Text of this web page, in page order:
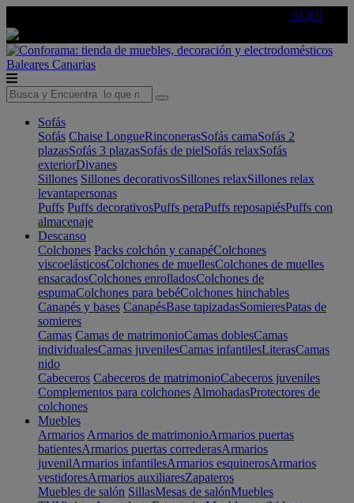
AQUÍ
Baleares Canarias
Sofás
Sofás Chaise LongueRinconerasSofás camaSofás 2
plazasSofás 3 plazasSofás de pielSofás relaxSofás
exteriorDivanes
Sillones Sillones decorativosSillones relaxSillones relax
levantapersonas
Puffs Puffs decorativosPuffs peraPuffs reposapiésPuffs con
almacenaje
Descanso
Colchones Packs colchón y canapéColchones
viscoelásticosColchones de muellesColchones de muelles
ensacadosColchones enrolladosColchones de
espumaColchones para bebéColchones hinchables
Canapés y bases CanapésBase tapizadasSomieresPatas de
somieres
Camas Camas de matrimonioCamas doblesCamas
individualesCamas juvenilesCamas infantilesLiterasCamas
nido
Cabeceros Cabeceros de matrimonioCabeceros juveniles
Complementos para colchones AlmohadasProtectores de
colchones
Muebles
Armarios Armarios de matrimonioArmarios puertas
batientesArmarios puertas correderasArmarios
juvenilArmarios infantilesArmarios esquinerosArmarios
vestidoresArmarios auxiliaresZapateros
Muebles de salón SillasMesas de salónMuebles